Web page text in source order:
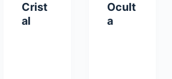
Crist
al
Ocult
a